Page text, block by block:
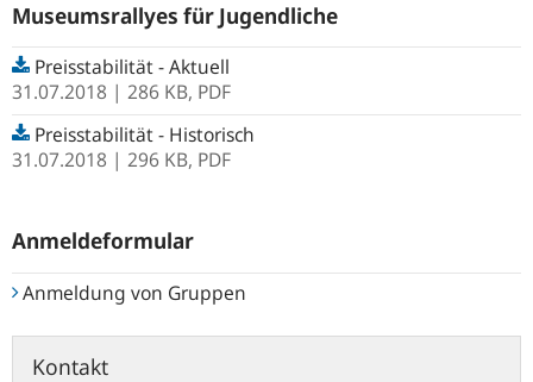
Museumsrallyes für Jugendliche
Preisstabilität - Aktuell
31.07.2018 | 286 KB, PDF
Preisstabilität - Historisch
31.07.2018 | 296 KB, PDF
Anmeldeformular
Anmeldung von Gruppen
Kontakt